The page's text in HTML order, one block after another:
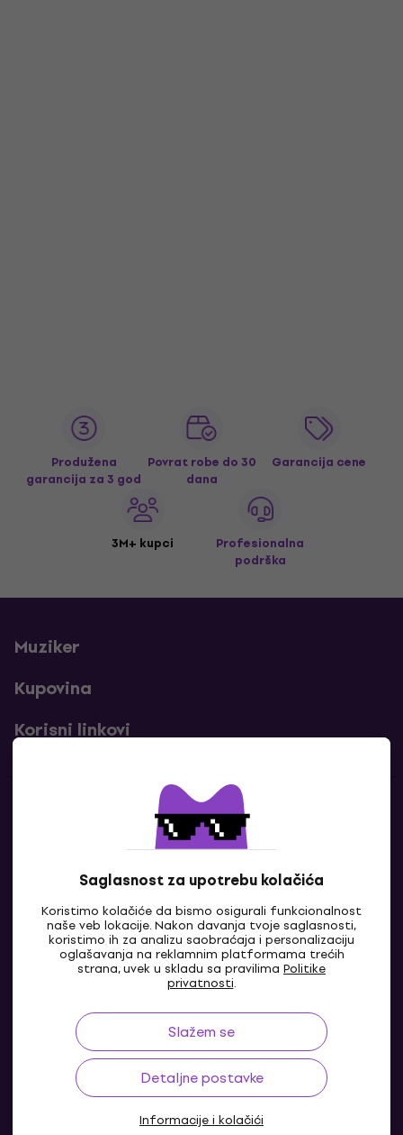
Saglasnost za upotrebu kolačića
Koristimo kolačiće da bismo osigurali funkcionalnost
naše veb lokacije. Nakon davanja tvoje saglasnosti,
koristimo ih za analizu saobraćaja i personalizaciju
oglašavanja na reklamnim platformama trećih
strana, uvek u skladu sa pravilima Politike
privatnosti.
Slažem se
Detaljne postavke
Informacije i kolačići
Produžena
garancija za 3 god
Povrat robe do 30
dana
Garancija cene
3M+ kupci
Profesionalna
podrška
Muziker
Kupovina
Korisni linkovi
Kontakti
Kontaktiraj nas
BA